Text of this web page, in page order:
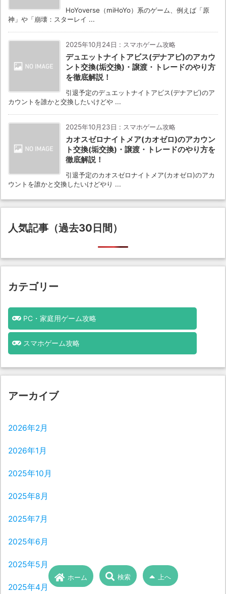
HoYoverse（miHoYo）系のゲーム、例えば「原
神」や「崩壊：スターレイ ...
2025年10月24日 : スマホゲーム攻略
デュエットナイトアビス(デナアビ)のアカウ
ント交換(垢交換)・譲渡・トレードのやり方
を徹底解説！
引退予定のデュエットナイトアビス(デナアビ)のア
カウントを誰かと交換したいけどや ...
2025年10月23日 : スマホゲーム攻略
カオスゼロナイトメア(カオゼロ)のアカウン
ト交換(垢交換)・譲渡・トレードのやり方を
徹底解説！
引退予定のカオスゼロナイトメア(カオゼロ)のアカ
ウントを誰かと交換したいけどやり ...
人気記事（過去30日間）
カテゴリー
PC・家庭用ゲーム攻略
スマホゲーム攻略
アーカイブ
2026年2月
2026年1月
2025年10月
2025年8月
2025年7月
2025年6月
2025年5月
2025年4月
ホーム 検索 上へ